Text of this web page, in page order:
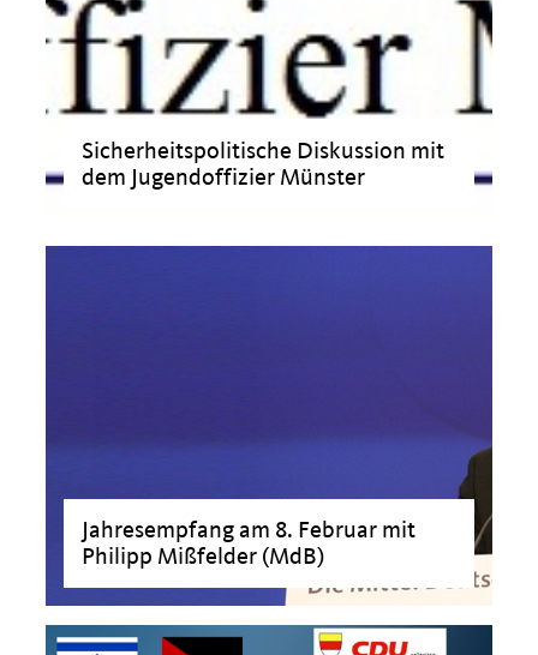
Sicherheitspolitische Diskussion mit
dem Jugendoffizier Münster
Jahresempfang am 8. Februar mit
Philipp Mißfelder (MdB)